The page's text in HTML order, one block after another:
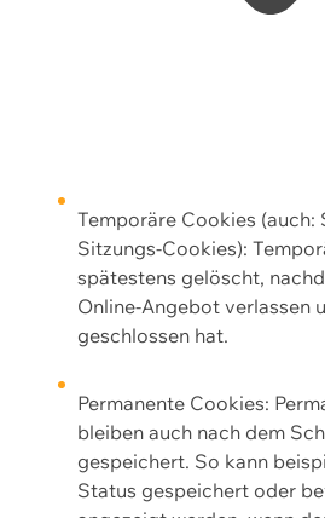
Temporäre Cookies (auch:
Sitzungs-Cookies):
spätestens gelöscht,
Online-Angebot verlassen
geschlossen hat.
Permanente Cookies:
bleiben auch nach dem
gespeichert. So kann
Status gespeichert oder